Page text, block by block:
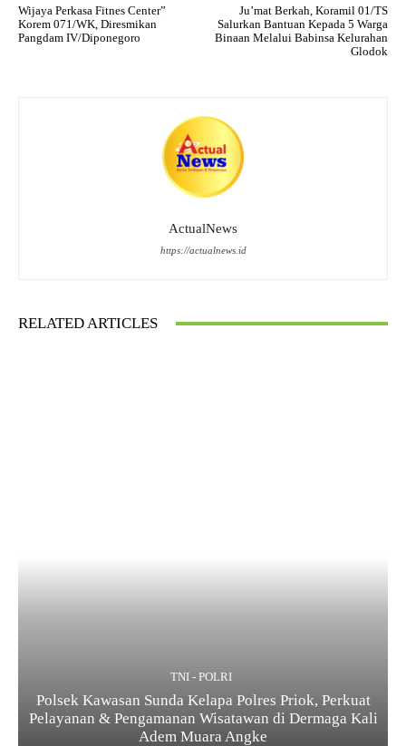
Wijaya Perkasa Fitnes Center”
Korem 071/WK, Diresmikan
Pangdam IV/Diponegoro
Ju’mat Berkah, Koramil 01/TS
Salurkan Bantuan Kepada 5 Warga
Binaan Melalui Babinsa Kelurahan
Glodok
ActualNews
https://actualnews.id
RELATED ARTICLES
TNI - POLRI
Polsek Kawasan Sunda Kelapa Polres Priok, Perkuat
Pelayanan & Pengamanan Wisatawan di Dermaga Kali
Adem Muara Angke